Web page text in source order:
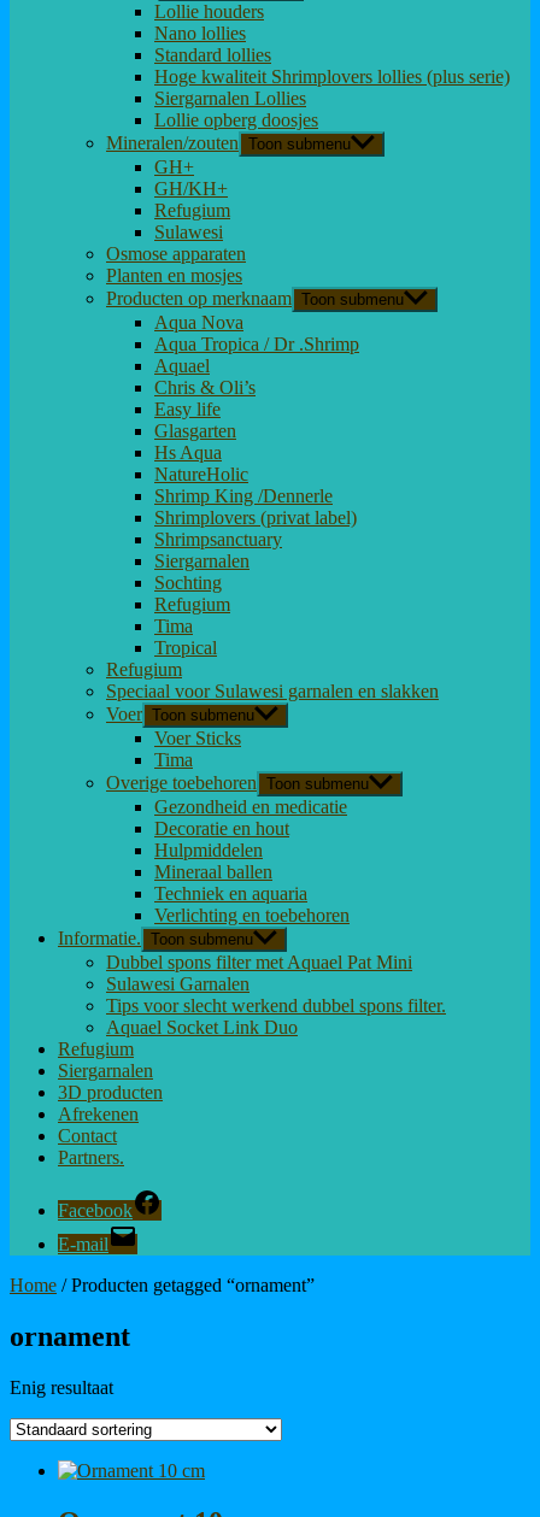
Lollie houders
Nano lollies
Standard lollies
Hoge kwaliteit Shrimplovers lollies (plus serie)
Siergarnalen Lollies
Lollie opberg doosjes
Mineralen/zouten Toon submenu
GH+
GH/KH+
Refugium
Sulawesi
Osmose apparaten
Planten en mosjes
Producten op merknaam Toon submenu
Aqua Nova
Aqua Tropica / Dr .Shrimp
Aquael
Chris & Oli’s
Easy life
Glasgarten
Hs Aqua
NatureHolic
Shrimp King /Dennerle
Shrimplovers (privat label)
Shrimpsanctuary
Siergarnalen
Sochting
Refugium
Tima
Tropical
Refugium
Speciaal voor Sulawesi garnalen en slakken
Voer Toon submenu
Voer Sticks
Tima
Overige toebehoren Toon submenu
Gezondheid en medicatie
Decoratie en hout
Hulpmiddelen
Mineraal ballen
Techniek en aquaria
Verlichting en toebehoren
Informatie. Toon submenu
Dubbel spons filter met Aquael Pat Mini
Sulawesi Garnalen
Tips voor slecht werkend dubbel spons filter.
Aquael Socket Link Duo
Refugium
Siergarnalen
3D producten
Afrekenen
Contact
Partners.
Facebook
E-mail
Home / Producten getagged “ornament”
ornament
Enig resultaat